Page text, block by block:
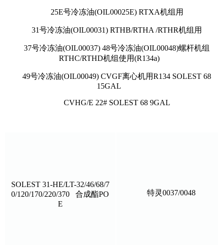
25E号冷冻油(OIL00025E) RTXA机组用
31号冷冻油(OIL00031) RTHB/RTHA /RTHR机组用
37号冷冻油(OIL00037) 48号冷冻油(OIL00048)螺杆机组
RTHC/RTHD机组使用(R134a)
49号冷冻油(OIL00049) CVGF离心机用R134 SOLEST 68
15GAL
CVHG/E 22# SOLEST 68 9GAL
SOLEST 31-HE/LT-32/46/68/7
0/120/170/220/370 合成酯PO
E
特灵0037/0048